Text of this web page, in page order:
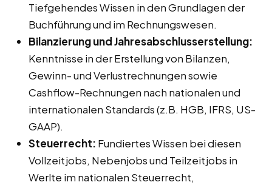
Tiefgehendes Wissen in den Grundlagen der
Buchführung und im Rechnungswesen.
Bilanzierung und Jahresabschlusserstellung:
Kenntnisse in der Erstellung von Bilanzen,
Gewinn- und Verlustrechnungen sowie
Cashflow-Rechnungen nach nationalen und
internationalen Standards (z.B. HGB, IFRS, US-
GAAP).
Steuerrecht: Fundiertes Wissen bei diesen
Vollzeitjobs, Nebenjobs und Teilzeitjobs in
Werlte im nationalen Steuerrecht,